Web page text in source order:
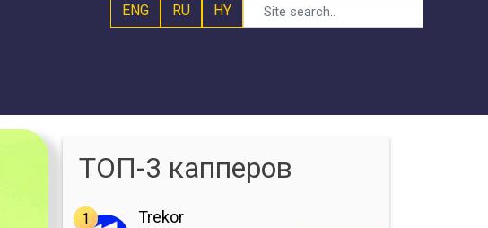
ENG RU HY
ТОП-3 капперов
1 Trekor